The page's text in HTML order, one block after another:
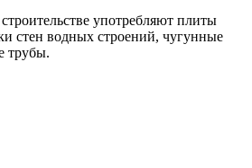
употребляют плиты
стен водных строений, чугунные
трубы.